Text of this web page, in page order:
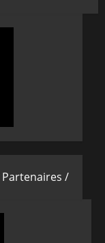
Partenaires /